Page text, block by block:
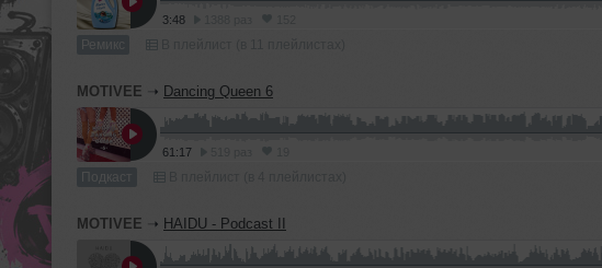
3:48
Ремикс
MOTIVEE ➝ Dancing Queen 6
61:17
Подкаст
MOTIVEE ➝ HAIDU - Podcast II